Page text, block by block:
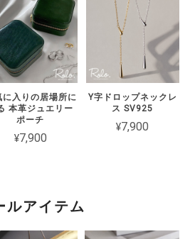
クセサリー】ギフトラッピング ivory
（期間限定）
れてしまった 彼女とお揃いで買ったの
大切な方とのペアとしてお選びい
いた中、残念なお気持ちにさせてし
ましたことを心よりお詫び申し上げ
に入りの居場所に
本革ジュエリー
ポーチ
¥7,900
Y字ドロップネックレ
ス SV925
¥7,900
ルアイテム